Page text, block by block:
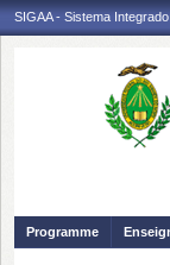
SIGAA - Sistema
Programme